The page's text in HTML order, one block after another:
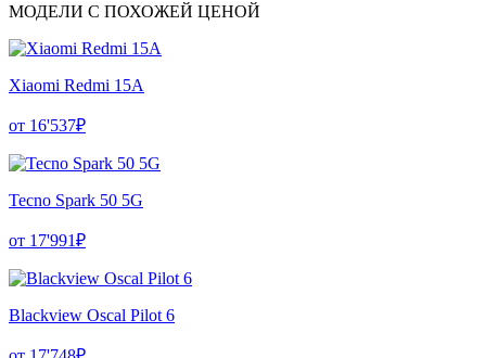
МОДЕЛИ С ПОХОЖЕЙ ЦЕНОЙ
Xiaomi Redmi 15A
от 16'537₽
Tecno Spark 50 5G
от 17'991₽
Blackview Oscal Pilot 6